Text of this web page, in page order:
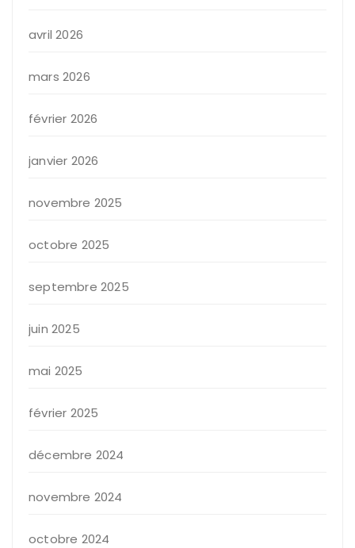
avril 2026
mars 2026
février 2026
janvier 2026
novembre 2025
octobre 2025
septembre 2025
juin 2025
mai 2025
février 2025
décembre 2024
novembre 2024
octobre 2024